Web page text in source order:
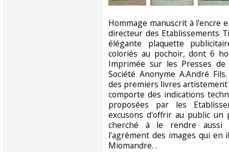
‎Hommage manuscrit à l'encre
directeur des Etablissements
élégante plaquette
coloriés au pochoir, dont 6
Imprimée sur les Presses
Société Anonyme A.André
des premiers livres
comporte des indications
proposées par les
excusons d'offrir au public
cherché à le rendre aussi
l'agrément des images qui en
Miomandre. . ‎